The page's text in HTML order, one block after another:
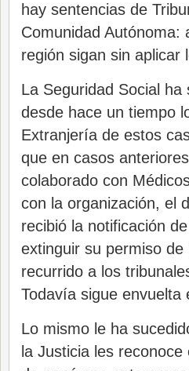
hay sentencias de
Comunidad
región sigan sin aplicar
La Seguridad Social ha
desde hace un tiempo
Extranjería de estos
que en casos
colaborado con
con la organización, el
recibió la notificación
extinguir su permiso
recurrido a los
Todavía sigue envuelta
Lo mismo le ha
la Justicia les